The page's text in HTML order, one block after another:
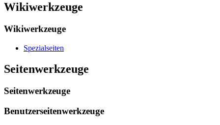
Wikiwerkzeuge
Wikiwerkzeuge
Spezialseiten
Seitenwerkzeuge
Seitenwerkzeuge
Benutzerseitenwerkzeuge